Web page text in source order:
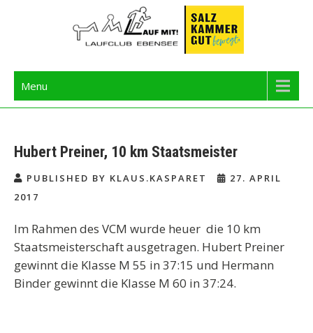
Langbathseelauf
Menu
Hubert Preiner, 10 km Staatsmeister
PUBLISHED BY KLAUS.KASPARET
27. APRIL
2017
Im Rahmen des VCM wurde heuer die 10 km
Staatsmeisterschaft ausgetragen. Hubert Preiner
gewinnt die Klasse M 55 in 37:15 und Hermann
Binder gewinnt die Klasse M 60 in 37:24.